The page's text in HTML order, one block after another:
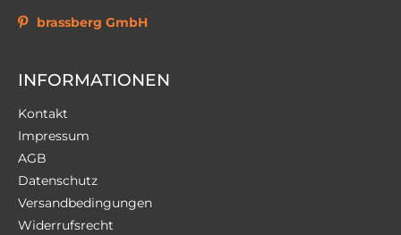
brassberg GmbH
INFORMATIONEN
Kontakt
Impressum
AGB
Datenschutz
Versandbedingungen
Widerrufsrecht